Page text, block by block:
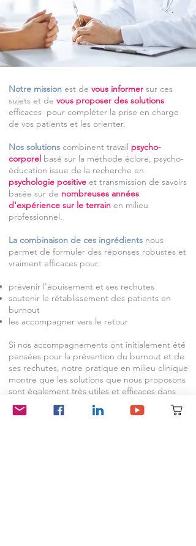
Notre mission est de vous informer sur ces
sujets et de vous proposer des solutions
efficaces pour compléter la prise en charge
de vos patients et les orienter.
Nos solutions combinent travail psycho-
corporel basé sur la méthode éclore, psycho-
éducation issue de la recherche en
psychologie positive et transmission de savoirs
basée sur de nombreuses années
d'expérience sur le terrain en milieu
professionnel.
La combinaison de ces ingrédients nous
permet de formuler des réponses robustes et
vraiment efficaces pour:
prévenir l'épuisement et ses rechutes
soutenir le rétablissement des patients en
burnout
les accompagner vers le retour
Si nos accompagnements ont initialement été
pensées pour la prévention du burnout et de
ses rechutes, notre pratique en milieu clinique
montre que les solutions que nous proposons
sont également très utiles et efficaces dans
d'autres cas comme: